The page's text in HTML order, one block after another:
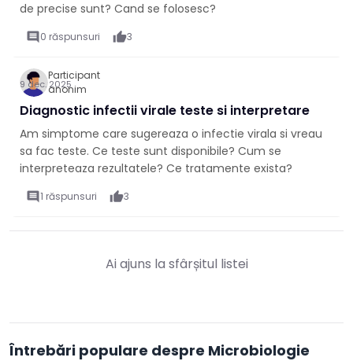
de precise sunt? Cand se folosesc?
comment 0 răspunsuri thumb_up3
Participant
anonim
9 dec. 2025
Diagnostic infectii virale teste si interpretare
Am simptome care sugereaza o infectie virala si vreau
sa fac teste. Ce teste sunt disponibile? Cum se
interpreteaza rezultatele? Ce tratamente exista?
comment 1 răspunsuri thumb_up3
Ai ajuns la sfârșitul listei
Întrebări populare despre Microbiologie